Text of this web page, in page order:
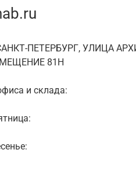
ПЕТЕРБУРГ, УЛИЦА
81Н
и склада: